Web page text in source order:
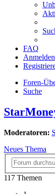
FAQ
Anmelden
Foren-
Suche
Moderatoren:
Neues Thema
117 Themen